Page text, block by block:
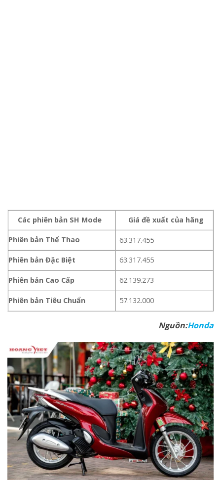
Các phiên bản SH Mode Giá đề xuất của hãng
Phiên bản Thể Thao 63.317.455
Phiên bản Đặc Biệt 63.317.455
Phiên bản Cao Cấp 62.139.273
Phiên bản Tiêu Chuẩn 57.132.000
Nguồn:Honda